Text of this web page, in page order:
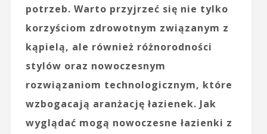
potrzeb. Warto przyjrzeć się nie tylko
korzyściom zdrowotnym związanym z
kąpielą, ale również różnorodności
stylów oraz nowoczesnym
rozwiązaniom technologicznym, które
wzbogacają aranżację łazienek. Jak
wyglądać mogą nowoczesne łazienki z